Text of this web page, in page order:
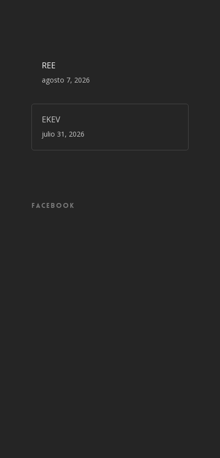
REE
agosto 7, 2026
EKEV
julio 31, 2026
Facebook